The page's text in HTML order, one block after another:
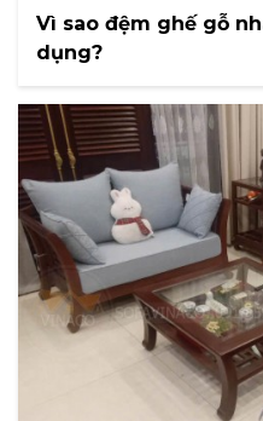
Vì sao đệm ghế gỗ
dụng?